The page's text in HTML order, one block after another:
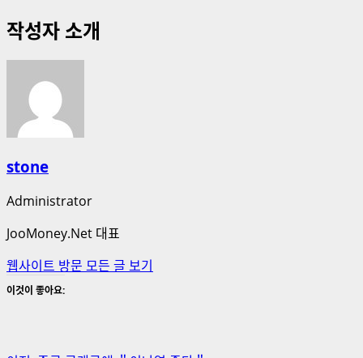
작성자 소개
stone
Administrator
JooMoney.Net 대표
웹사이트 방문 모든 글 보기
이것이 좋아요: